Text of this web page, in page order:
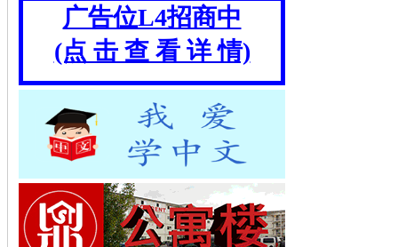
广告位L4招商中
(点 击 查 看 详 情)